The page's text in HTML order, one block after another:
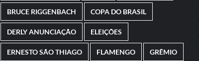
BRUCE RIGGENBACH COPA DO BRASIL
DERLY ANUNCIAÇÃO ELEIÇÕES
ERNESTO SÃO THIAGO FLAMENGO GRÊMIO